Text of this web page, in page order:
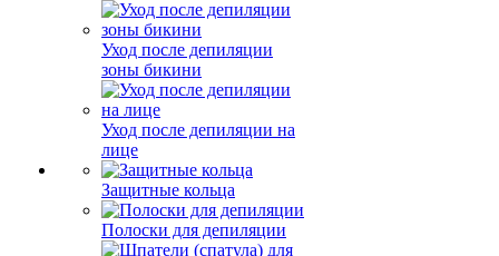
Уход после депиляции
зоны бикини
Уход после депиляции на
лице
Защитные кольца
Полоски для депиляции